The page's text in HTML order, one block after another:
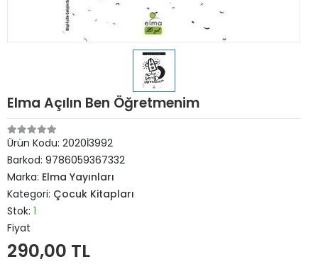
Elma Açılın Ben Öğretmenim
Ürün Kodu: 2020İ3992
Barkod: 9786059367332
Marka: Elma Yayınları
Kategori: Çocuk Kitapları
Stok: 1
Fiyat
290,00 TL